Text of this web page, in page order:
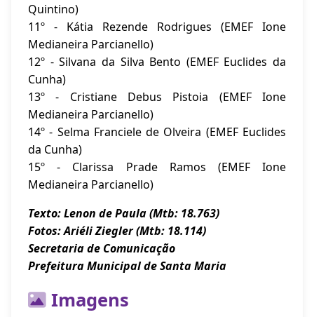
Quintino)
11º - Kátia Rezende Rodrigues (EMEF Ione
Medianeira Parcianello)
12º - Silvana da Silva Bento (EMEF Euclides da
Cunha)
13º - Cristiane Debus Pistoia (EMEF Ione
Medianeira Parcianello)
14º - Selma Franciele de Olveira (EMEF Euclides
da Cunha)
15º - Clarissa Prade Ramos (EMEF Ione
Medianeira Parcianello)
Texto: Lenon de Paula (Mtb: 18.763)
Fotos: Ariéli Ziegler (Mtb: 18.114)
Secretaria de Comunicação
Prefeitura Municipal de Santa Maria
Imagens